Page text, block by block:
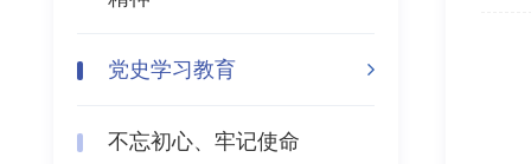
党史学习教育
不忘初心、牢记使命